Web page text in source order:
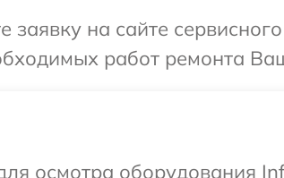
на сайте
работ ремонта
осмотра оборудования